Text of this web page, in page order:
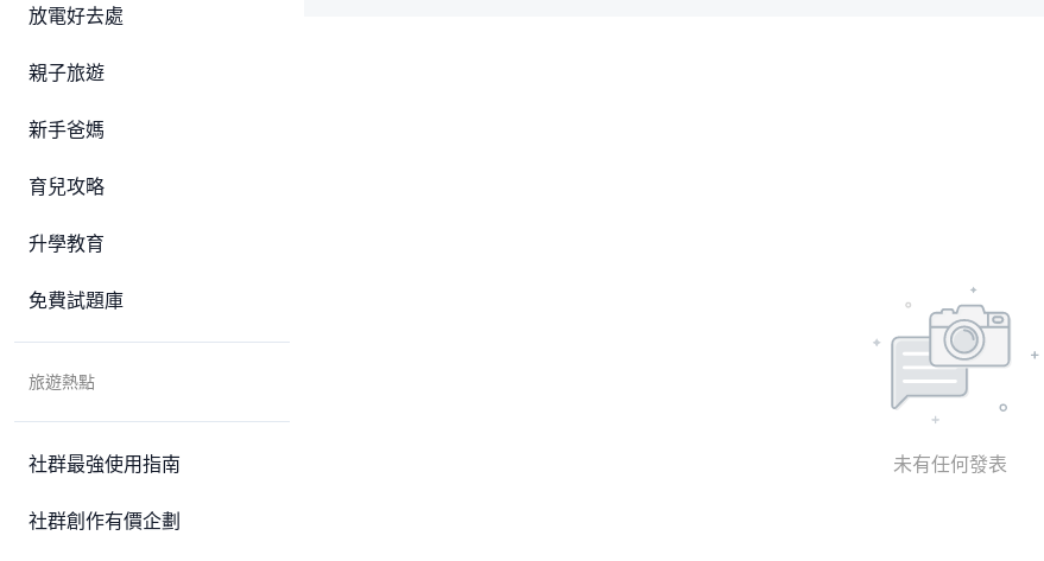
放電好去處
親子旅遊
新手爸媽
育兒攻略
升學教育
免費試題庫
旅遊熱點
社群最強使用指南
社群創作有價企劃
未有任何發表